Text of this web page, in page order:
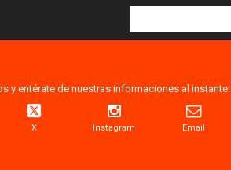
y entérate de nuestras informaciones al instante:
X Instagram Email